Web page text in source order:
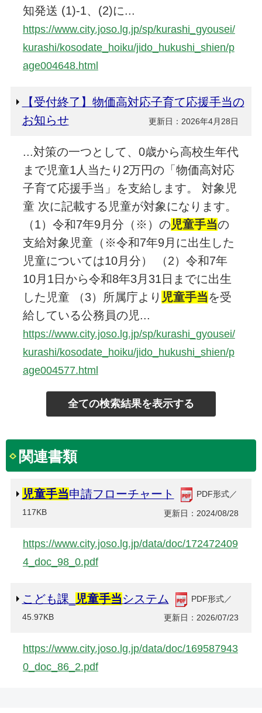
知発送 (1)-1、(2)に...
https://www.city.joso.lg.jp/sp/kurashi_gyousei/
kurashi/kosodate_hoiku/jido_hukushi_shien/p
age004648.html
【受付終了】物価高対応子育て応援手当の
お知らせ
更新日：2026年4月28日
...対策の一つとして、0歳から高校生年代
まで児童1人当たり2万円の「物価高対応
子育て応援手当」を支給します。 対象児
童 次に記載する児童が対象になります。
（1）令和7年9月分（※）の 児童手当の
支給対象児童（※令和7年9月に出生した
児童については10月分） （2）令和7年
10月1日から令和8年3月31日までに出生
した児童 （3）所属庁より 児童手当を受
給している公務員の児...
https://www.city.joso.lg.jp/sp/kurashi_gyousei/
kurashi/kosodate_hoiku/jido_hukushi_shien/p
age004577.html
関連書類
児童手当申請フローチャート
PDF形式／
117KB
更新日：2024/08/28
https://www.city.joso.lg.jp/data/doc/172472409
4_doc_98_0.pdf
こども課_ 児童手当システム
PDF形式／
45.97KB
更新日：2026/07/23
https://www.city.joso.lg.jp/data/doc/169587943
0_doc_86_2.pdf